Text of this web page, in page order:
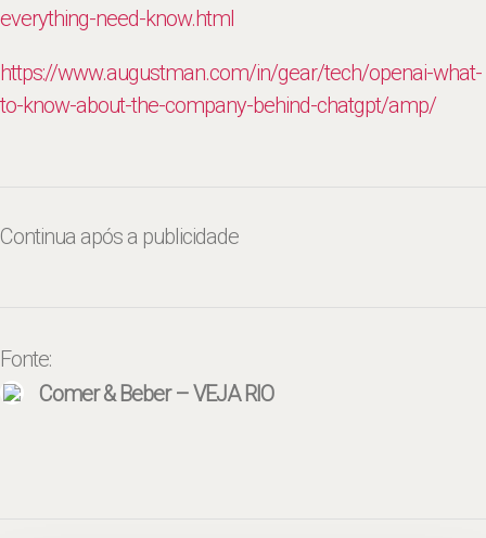
everything-need-know.html
https://www.augustman.com/in/gear/tech/openai-what-
to-know-about-the-company-behind-chatgpt/amp/
Continua após a publicidade
Fonte:
Comer & Beber – VEJA RIO